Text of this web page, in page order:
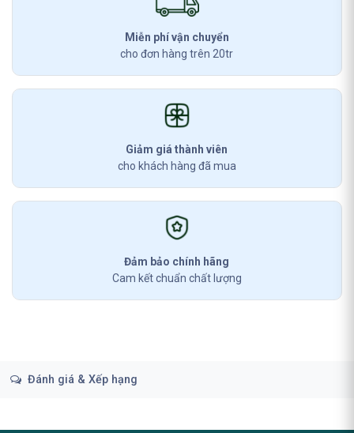
Miễn phí vận chuyển
cho đơn hàng trên 20tr
Giảm giá thành viên
cho khách hàng đã mua
Đảm bảo chính hãng
Cam kết chuẩn chất lượng
Đánh giá & Xếp hạng